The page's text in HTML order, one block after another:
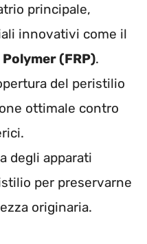
principale,
innovativi come il
(FRP).
del peristilio
ottimale contro
degli apparati
per preservarne
originaria.